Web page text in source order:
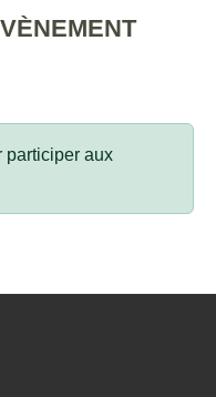
participer aux